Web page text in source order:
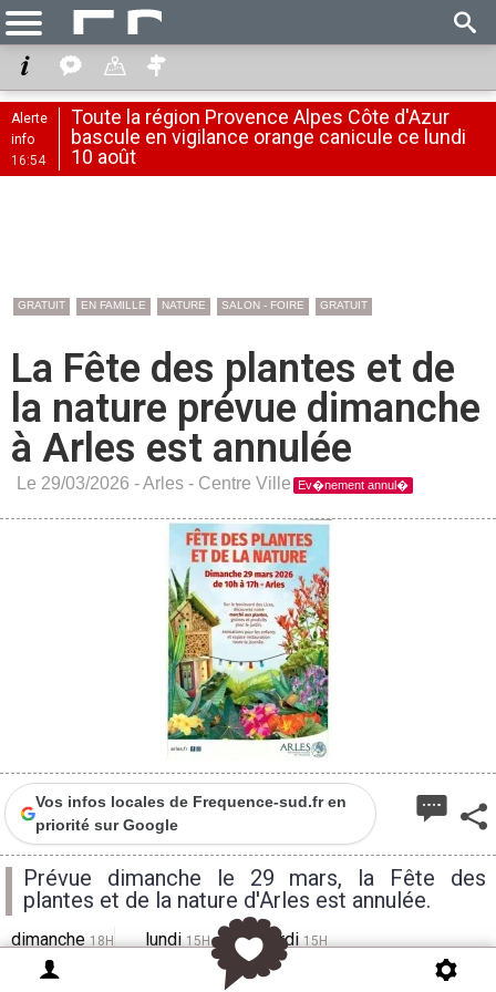
Alerte
info
16:54
Toute la région Provence Alpes Côte d'Azur
bascule en vigilance orange canicule ce lundi
10 août
GRATUIT EN FAMILLE NATURE SALON - FOIRE GRATUIT
La Fête des plantes et de
la nature prévue dimanche
à Arles est annulée
Le 29/03/2026 -Arles - Centre Ville Ev�nement annul�
Vos infos locales de Frequence-sud.fr en
priorité sur Google
Prévue dimanche le 29 mars, la Fête des
plantes et de la nature d'Arles est annulée.
dimanche18H lundi15H mardi15H